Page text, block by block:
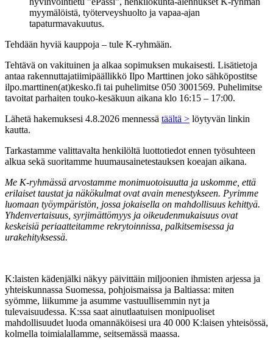
myymälöistä, työterveyshuolto ja vapaa-ajan
tapaturmavakuutus.
Tehdään hyviä kauppoja – tule K-ryhmään.
Tehtävä on vakituinen ja alkaa sopimuksen mukaisesti. Lisätietoja
antaa rakennuttajatiimipäällikkö Ilpo Marttinen joko sähköpostitse
ilpo.marttinen(at)kesko.fi tai puhelimitse 050 3001569. Puhelimitse
tavoitat parhaiten touko-kesäkuun aikana klo 16:15 – 17:00.
Lähetä hakemuksesi 4.8.2026 mennessä täältä > löytyvän linkin
kautta.
Tarkastamme valittavalta henkilöltä luottotiedot ennen työsuhteen
alkua sekä suoritamme huumausainetestauksen koeajan aikana.
Me K-ryhmässä arvostamme monimuotoisuutta ja uskomme, että
erilaiset taustat ja näkökulmat ovat avain menestykseen. Pyrimme
luomaan työympäristön, jossa jokaisella on mahdollisuus kehittyä.
Yhdenvertaisuus, syrjimättömyys ja oikeudenmukaisuus ovat
keskeisiä periaatteitamme rekrytoinnissa, palkitsemisessa ja
urakehityksessä.
K:laisten kädenjälki näkyy päivittäin miljoonien ihmisten arjessa ja
yhteiskunnassa Suomessa, pohjoismaissa ja Baltiassa: miten
syömme, liikumme ja asumme vastuullisemmin nyt ja
tulevaisuudessa. K:ssa saat ainutlaatuisen monipuoliset
mahdollisuudet luoda omannäköisesi ura 40 000 K:laisen yhteisössä,
kolmella toimialallamme, seitsemässä maassa.